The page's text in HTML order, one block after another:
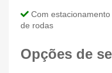
Com
de rodas
Opções de